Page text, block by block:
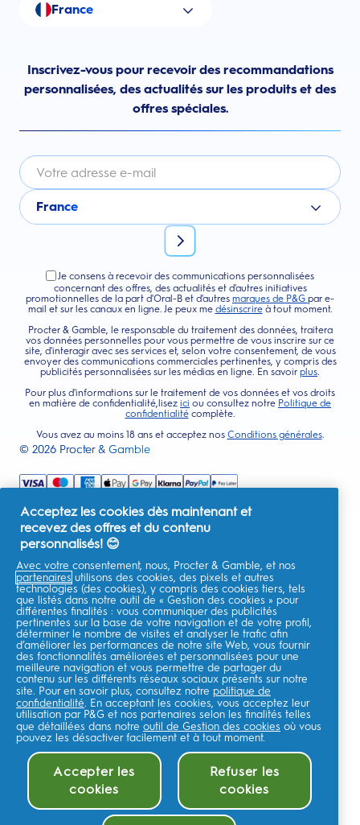
France
Inscrivez-vous pour recevoir des recommandations
personnalisées, des actualités sur les produits et des
offres spéciales.
France
Je consens à recevoir des communications personnalisées
concernant des offres, des actualités et d'autres initiatives
promotionnelles de la part d'Oral-B et d'autres marques de P&G par e-
mail et sur les canaux en ligne. Je peux me désinscrireà tout moment.
Procter & Gamble, le responsable du traitement des données, traitera
vos données personnelles pour vous permettre de vous inscrire sur ce
site, d'interagir avec ses services et, selon votre consentement, de vous
envoyer des communications commerciales pertinentes, y compris des
publicités personnalisées sur les médias en ligne. En savoir plus.
Pour plus d'informations sur le traitement de vos données et vos droits
en matière de confidentialité,lisez ici ou consultez notre Politique de
confidentialitécomplète.
Vous avez au moins 18 ans et acceptez nos Conditions générales.
© 2026 Procter & Gamble
Acceptez les cookies dès maintenant et
recevez des offres et du contenu
personnalisés! 😊
Avec votre consentement, nous, Procter & Gamble, et nos
partenaires utilisons des cookies, des pixels et autres
technologies (des cookies), y compris des cookies tiers, tels
que listés dans notre outil de « Gestion des cookies » pour
différentes finalités : vous communiquer des publicités
pertinentes sur la base de votre navigation et de votre profil,
déterminer le nombre de visites et analyser le trafic afin
d’améliorer les performances de notre site Web, vous fournir
des fonctionnalités améliorées et personnalisées pour une
meilleure navigation et vous permettre de partager du
contenu sur les différents réseaux sociaux présents sur notre
site. Pour en savoir plus, consultez notre politique de
confidentialité. En acceptant les cookies, vous acceptez leur
utilisation par P&G et nos partenaires selon les finalités telles
que détaillées dans notre outil de Gestion des cookies où vous
pouvez les désactiver facilement et à tout moment.
Accepter les
cookies
Refuser les
cookies